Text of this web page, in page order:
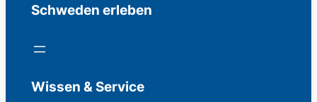
Schweden erleben
Wissen & Service